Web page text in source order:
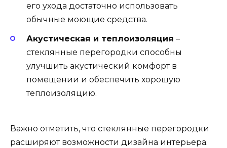
его ухода достаточно использовать
обычные моющие средства.
Акустическая и теплоизоляция –
стеклянные перегородки способны
улучшить акустический комфорт в
помещении и обеспечить хорошую
теплоизоляцию.
Важно отметить, что стеклянные перегородки
расширяют возможности дизайна интерьера.